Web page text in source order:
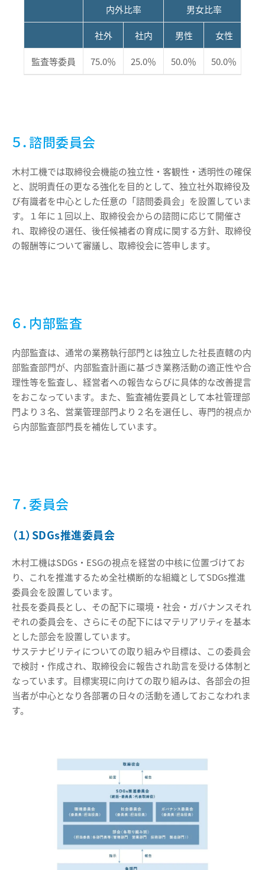
内外比率
男女比率
社外
社内 男性
女性
監査等委員
75.0％ 25.0％ 50.0％ 50.0％
５．諮問委員会
木村工機では取締役会機能の独立性・客観性・透明性の確保
と、説明責任の更なる強化を目的として、独立社外取締役及
び有識者を中心とした任意の「諮問委員会」を設置していま
す。１年に１回以上、取締役会からの諮問に応じて開催さ
れ、取締役の選任、後任候補者の育成に関する方針、取締役
の報酬等について審議し、取締役会に答申します。
６．内部監査
内部監査は、通常の業務執行部門とは独立した社長直轄の内
部監査部門が、内部監査計画に基づき業務活動の適正性や合
理性等を監査し、経営者への報告ならびに具体的な改善提言
をおこなっています。また、監査補佐要員として本社管理部
門より３名、営業管理部門より２名を選任し、専門的視点か
ら内部監査部門長を補佐しています。
７．委員会
（１）SDGs推進委員会
木村工機はSDGs・ESGの視点を経営の中核に位置づけてお
り、これを推進するため全社横断的な組織としてSDGs推進
委員会を設置しています。
社長を委員長とし、その配下に環境・社会・ガバナンスそれ
ぞれの委員会を、さらにその配下にはマテリアリティを基本
とした部会を設置しています。
サステナビリティについての取り組みや目標は、この委員会
で検討・作成され、取締役会に報告され助言を受ける体制と
なっています。目標実現に向けての取り組みは、各部会の担
当者が中心となり各部署の日々の活動を通しておこなわれま
す。